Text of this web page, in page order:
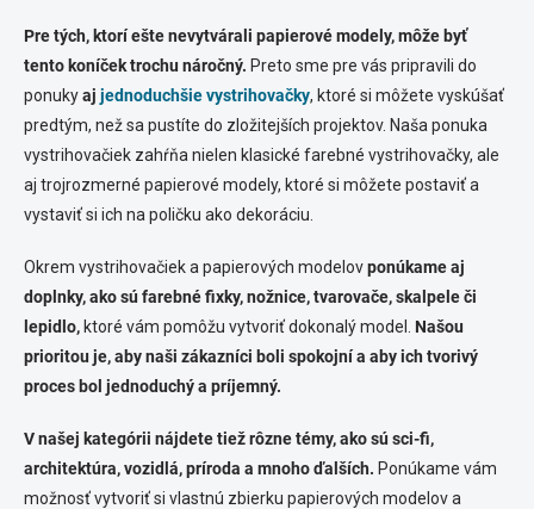
Pre tých, ktorí ešte nevytvárali papierové modely, môže byť
tento koníček trochu náročný. Preto sme pre vás pripravili do
ponukyaj jednoduchšie vystrihovačky, ktoré si môžete vyskúšať
predtým, než sa pustíte do zložitejších projektov. Naša ponuka
vystrihovačiek zahŕňa nielen klasické farebné vystrihovačky, ale
aj trojrozmerné papierové modely, ktoré si môžete postaviť a
vystaviť si ich na poličku ako dekoráciu.
Okrem vystrihovačiek a papierových modelovponúkame aj
doplnky, ako sú farebné fixky, nožnice, tvarovače, skalpele či
lepidlo, ktoré vám pomôžu vytvoriť dokonalý model. Našou
prioritou je, aby naši zákazníci boli spokojní a aby ich tvorivý
proces bol jednoduchý a príjemný.
V našej kategórii nájdete tiež rôzne témy, ako sú sci-fi,
architektúra, vozidlá, príroda a mnoho ďalších. Ponúkame vám
možnosť vytvoriť si vlastnú zbierku papierových modelov a